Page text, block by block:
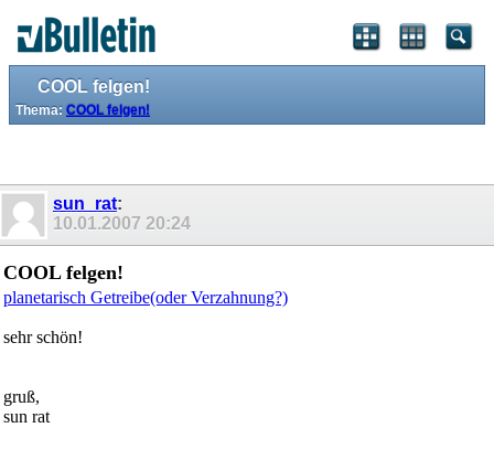
COOL felgen!
Thema: COOL felgen!
sun_rat:
10.01.2007 20:24
COOL felgen!
planetarisch Getreibe(oder Verzahnung?)
sehr schön!
gruß,
sun rat